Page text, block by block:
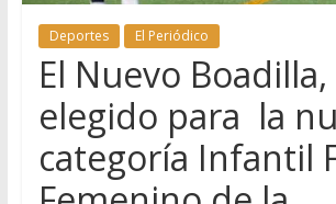
Deportes El Periódico
El Nuevo Boadilla,
elegido para la
categoría Infantil